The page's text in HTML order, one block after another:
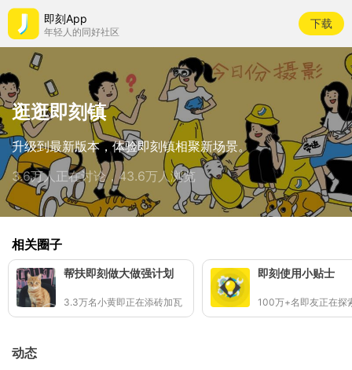
即刻App
年轻人的同好社区
下载
逛逛即刻镇
升级到最新版本，体验即刻镇相聚新场景。
3.6万人正在讨论，43.6万人浏览
相关圈子
帮扶即刻做大做强计划
3.3万名小黄即正在添砖加瓦
即刻使用小贴士
动态